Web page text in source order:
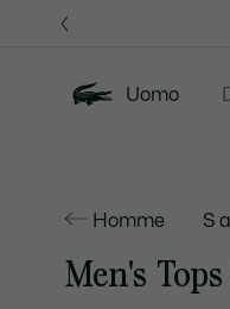
Uomo
Homme S
Men's